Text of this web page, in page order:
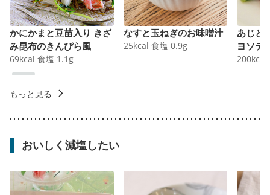
かにかまと豆苗入り きざ
み昆布のきんぴら風
69kcal 食塩 1.1 g
なすと玉ねぎのお味噌汁
25kcal 食塩 0.9g
あじと
ヨソテ
200kcal
もっと見る
おいしく減塩したい